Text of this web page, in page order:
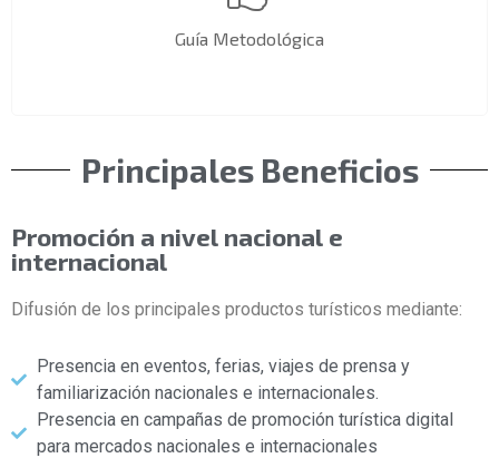
Guía Metodológica
Principales Beneficios
Promoción a nivel nacional e
internacional
Difusión de los principales productos turísticos mediante:
Presencia en eventos, ferias, viajes de prensa y
familiarización nacionales e internacionales.
Presencia en campañas de promoción turística digital
para mercados nacionales e internacionales